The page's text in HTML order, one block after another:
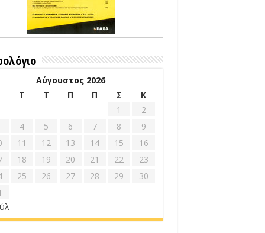
Αύγουστος 2026
Τ Τ Π Π Σ
Κ
1
2
4 5 6 7 8
9
11 12 13 14 15
16
18 19 20 21 22
23
25 26 27 28 29
30